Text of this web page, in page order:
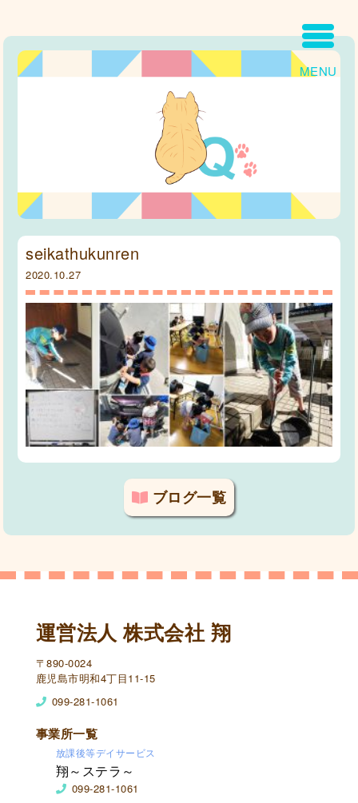
MENU
seikathukunren
2020.10.27
ブログ一覧
運営法人 株式会社 翔
〒890-0024
鹿児島市明和4丁目11-15
099-281-1061
事業所一覧
放課後等デイサービス
翔～ステラ～
099-281-1061